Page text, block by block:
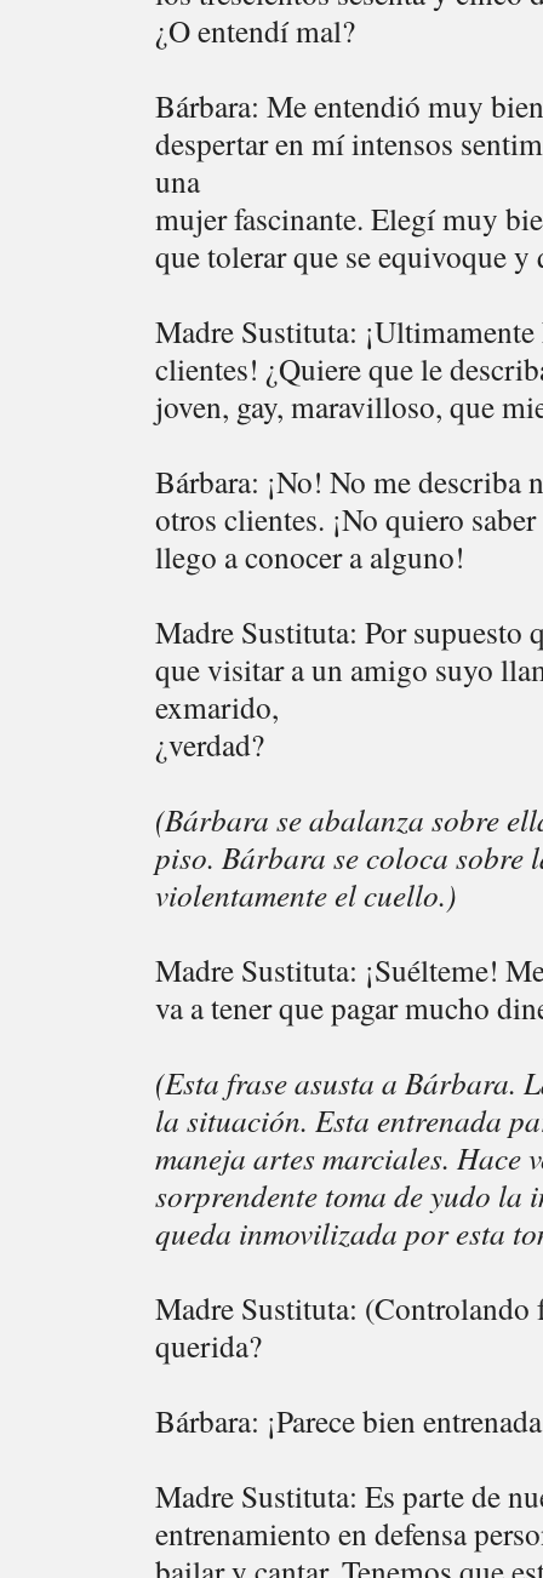
¿O entendí mal?
Bárbara: Me entendió muy
despertar en mí intensos
una
mujer fascinante. Elegí muy
que tolerar que se equivoque y
Madre Sustituta:
clientes! ¿Quiere que le
joven, gay, maravilloso, que
Bárbara: ¡No! No me describa
otros clientes. ¡No quiero
llego a conocer a alguno!
Madre Sustituta: Por supuesto
que visitar a un amigo suyo
exmarido,
¿verdad?
(Bárbara se abalanza sobre
piso. Bárbara se coloca sobre
violentamente el cuello.)
Madre Sustituta: ¡Suélteme!
va a tener que pagar mucho
(Esta frase asusta a Bárbara.
la situación. Esta entrenada
maneja artes marciales.
sorprendente toma de yudo
queda inmovilizada por esta
Madre Sustituta: (Controlando
querida?
Bárbara: ¡Parece bien
Madre Sustituta: Es parte de
entrenamiento en defensa